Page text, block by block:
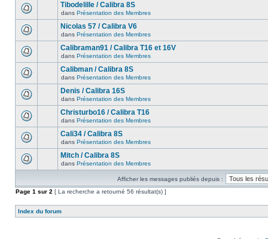
Tibodelille / Calibra 8S
dans Présentation des Membres
Nicolas 57 / Calibra V6
dans Présentation des Membres
Calibraman91 / Calibra T16 et 16V
dans Présentation des Membres
Calibman / Calibra 8S
dans Présentation des Membres
Denis / Calibra 16S
dans Présentation des Membres
Christurbo16 / Calibra T16
dans Présentation des Membres
Cali34 / Calibra 8S
dans Présentation des Membres
Mitch / Calibra 8S
dans Présentation des Membres
Afficher les messages publiés depuis :
Page 1 sur 2 [ La recherche a retourné 56 résultat(s) ]
Index du forum